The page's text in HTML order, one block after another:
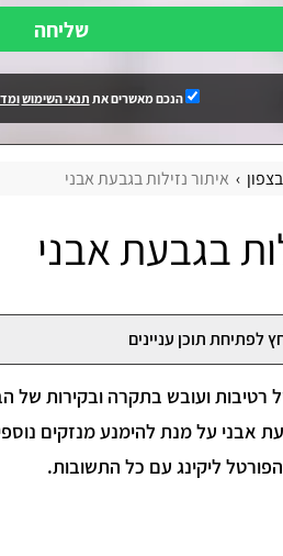
שליחה
הנכם מאשרים את תנאי השימוש
איתור נזילות בגבעת אבני
בגבעת אבני
לפתיחת תוכן עניינים
ועובש בתקרה ובקירות של
אבני על מנת להימנע מנזקים
ליקינג עם כל התשובות.